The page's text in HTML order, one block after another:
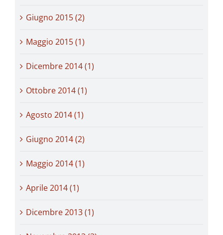
Giugno 2015 (2)
Maggio 2015 (1)
Dicembre 2014 (1)
Ottobre 2014 (1)
Agosto 2014 (1)
Giugno 2014 (2)
Maggio 2014 (1)
Aprile 2014 (1)
Dicembre 2013 (1)